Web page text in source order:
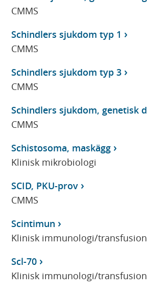
CMMS
Schindlers sjukdom typ 1
CMMS
Schindlers sjukdom typ 3
CMMS
Schindlers sjukdom, genetisk
CMMS
Schistosoma, maskägg
Klinisk mikrobiologi
SCID, PKU-prov
CMMS
Scintimun
Klinisk immunologi/
Scl-70
Klinisk immunologi/